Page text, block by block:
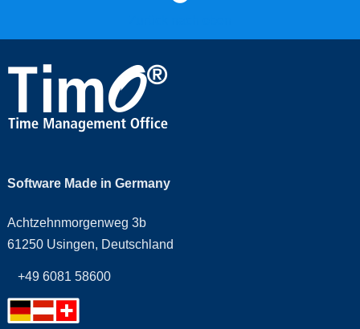
Software Made in Germany
Achtzehnmorgenweg 3b
61250 Usingen, Deutschland
+49 6081 58600